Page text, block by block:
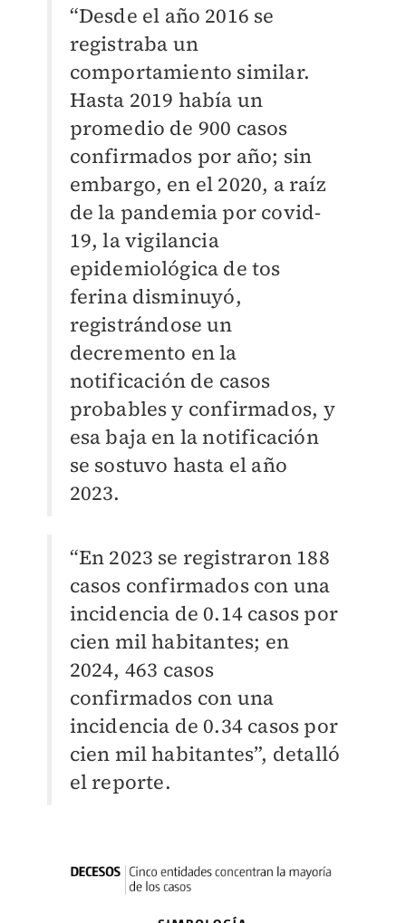
“Desde el año 2016 se
registraba un
comportamiento similar.
Hasta 2019 había un
promedio de 900 casos
confirmados por año; sin
embargo, en el 2020, a raíz
de la pandemia por covid-
19, la vigilancia
epidemiológica de tos
ferina disminuyó,
registrándose un
decremento en la
notificación de casos
probables y confirmados, y
esa baja en la notificación
se sostuvo hasta el año
2023.
“En 2023 se registraron 188
casos confirmados con una
incidencia de 0.14 casos por
cien mil habitantes; en
2024, 463 casos
confirmados con una
incidencia de 0.34 casos por
cien mil habitantes”, detalló
el reporte.